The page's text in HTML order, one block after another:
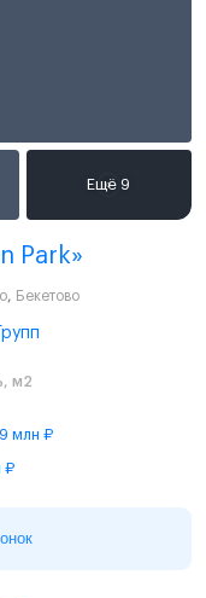
Park»
, Бекетово
м2
млн ₽
₽